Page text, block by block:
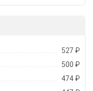
527 ₽
500 ₽
474 ₽